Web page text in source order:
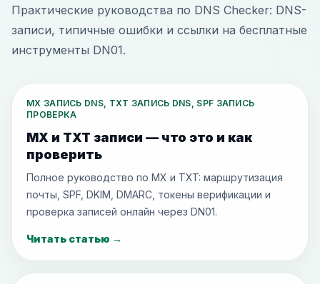
Практические руководства по DNS Checker: DNS-
записи, типичные ошибки и ссылки на бесплатные
инструменты DN01.
MX ЗАПИСЬ DNS, TXT ЗАПИСЬ DNS, SPF ЗАПИСЬ
ПРОВЕРКА
MX и TXT записи — что это и как
проверить
Полное руководство по MX и TXT: маршрутизация
почты, SPF, DKIM, DMARC, токены верификации и
проверка записей онлайн через DN01.
Читать статью →